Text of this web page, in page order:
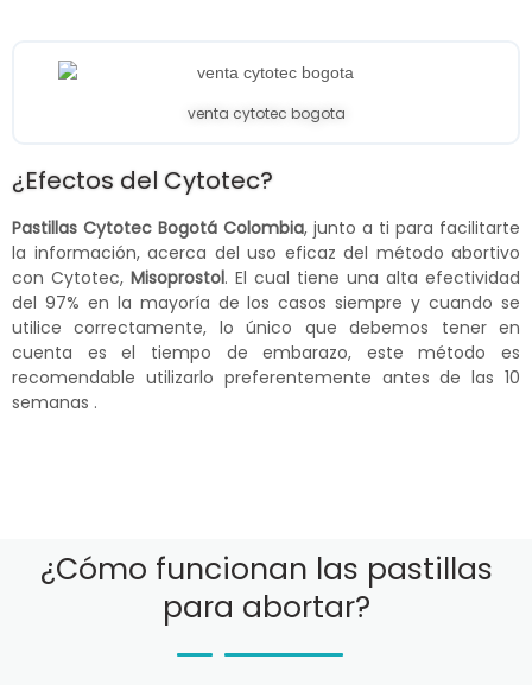
venta cytotec bogota
¿Efectos del Cytotec?
Pastillas Cytotec Bogotá Colombia, junto a ti para facilitarte
la información, acerca del uso eficaz del método abortivo
con Cytotec, Misoprostol. El cual tiene una alta efectividad
del 97% en la mayoría de los casos siempre y cuando se
utilice correctamente, lo único que debemos tener en
cuenta es el tiempo de embarazo, este método es
recomendable utilizarlo preferentemente antes de las 10
semanas .
¿Cómo funcionan las pastillas
para abortar?